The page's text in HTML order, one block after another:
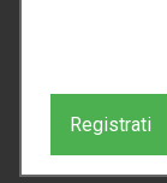
Registrati